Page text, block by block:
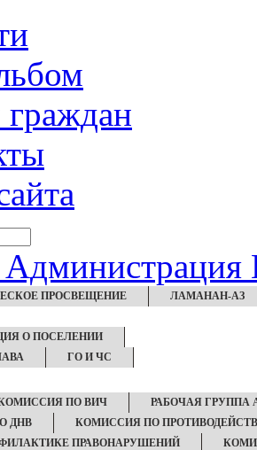
ПРОСВЕЩЕНИЕ ЛАМАНАН-АЗ
О ПОСЕЛЕНИИ
ГО И ЧС
ПО ВИЧ
РАБОЧАЯ ГРУППА
ДНВ
КОМИССИЯ ПО
ПРАВОНАРУШЕНИЙ